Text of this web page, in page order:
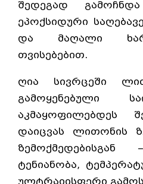
შედეგად
ეპოქსიდური
და მაღალი
თვისებებით.
ღია სივრცეში
გამოყენებული
აკმაყოფილებდეს
დაიცვას ლითონის
ტენიანობა,
ულტრაიისფერი